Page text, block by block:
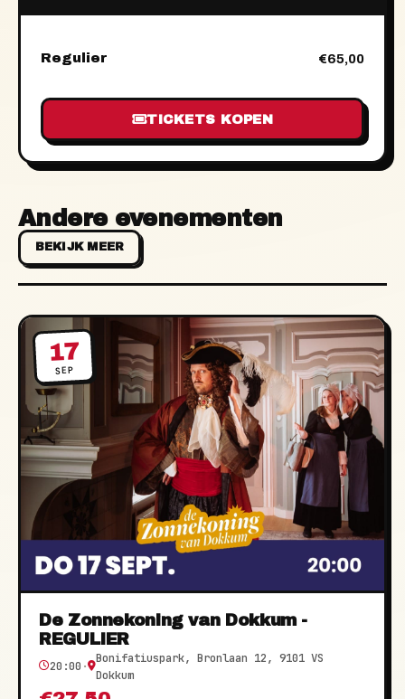
Regulier €65,00
TICKETS KOPEN
Andere evenementen
BEKIJK MEER
17
SEP
De Zonnekoning van Dokkum -
REGULIER
20:00 ·
Bonifatiuspark, Bronlaan 12, 9101 VS
Dokkum